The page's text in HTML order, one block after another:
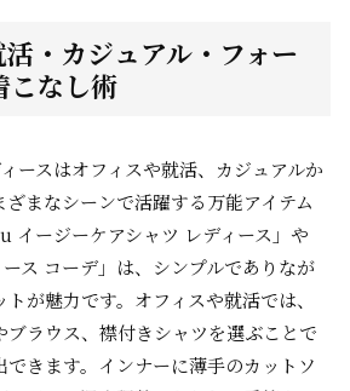
・カジュアル・フォー
こなし術
ースはオフィスや就活、カジュアルか
ざまなシーンで活躍する万能アイテム
イージーケアシャツ レディース」や
ース コーデ」は、シンプルでありなが
が魅力です。オフィスや就活では、
ラウス、襟付きシャツを選ぶことで
きます。インナーに薄手のカットソ